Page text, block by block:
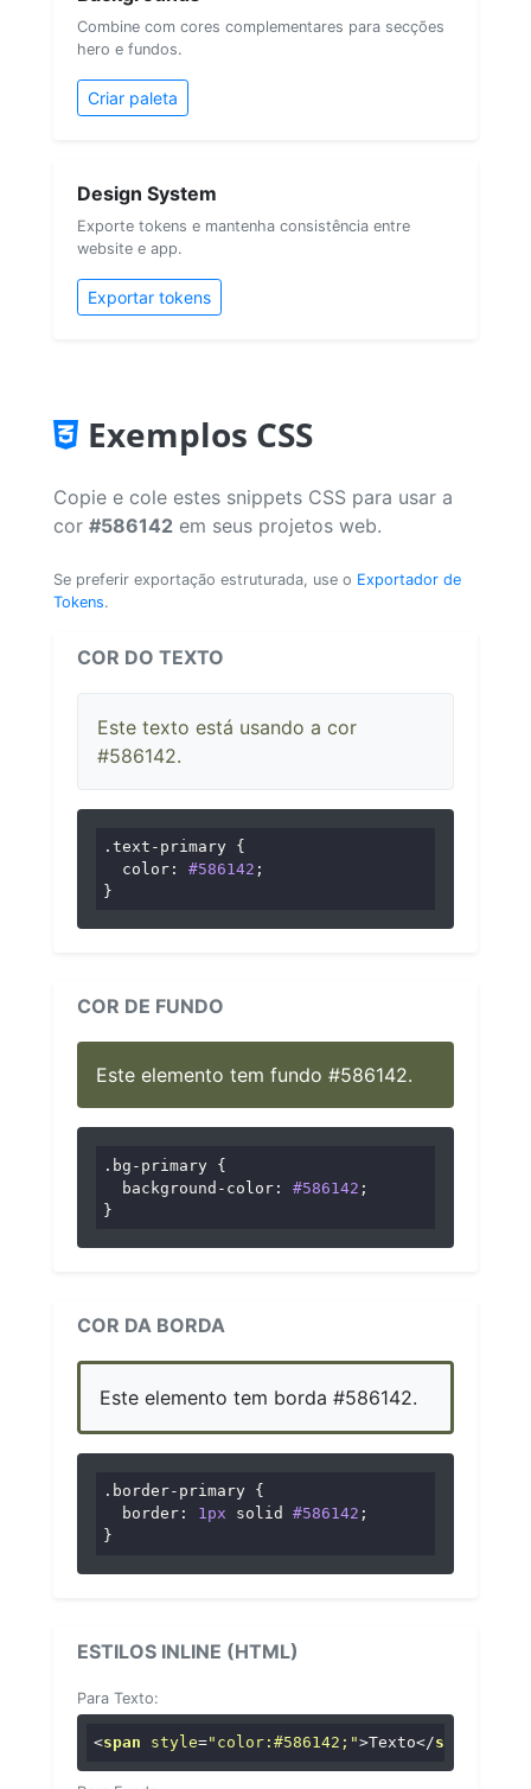
Combine com cores complementares para secções
hero e fundos.
Criar paleta
Design System
Exporte tokens e mantenha consistência entre
website e app.
Exportar tokens
Exemplos CSS
Copie e cole estes snippets CSS para usar a
cor #586142 em seus projetos web.
Se preferir exportação estruturada, use o Exportador de
Tokens.
COR DO TEXTO
Este texto está usando a cor
#586142.
.text-primary {
color : #586142 ;
}
COR DE FUNDO
Este elemento tem fundo #586142.
.bg-primary {
background-color : #586142 ;
}
COR DA BORDA
Este elemento tem borda #586142.
.border-primary {
border : 1px solid #586142 ;
}
ESTILOS INLINE (HTML)
Para Texto:
<span style="color:#586142;">Texto</span